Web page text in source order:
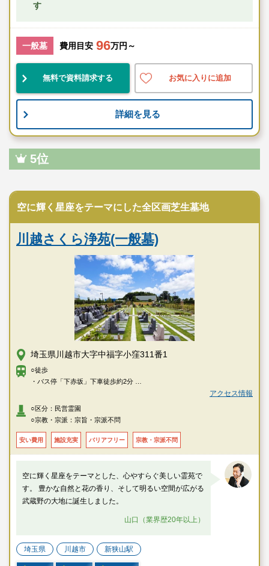
す
一般墓 費用目安 96万円～
無料で資料請求する お気に入りに追加
詳細を見る
5位
空に輝く星座をテーマにした全区画芝生墓地
川越さくら浄苑(一般墓)
埼玉県川越市大字中福字小窪311番1
○徒歩
・バス停「下赤坂」下車徒歩約2分
○車
・関越自動車道「川越I.C」より約12分
アクセス情報
○区分：民営霊園
○宗教・宗派：宗旨・宗派不問
安い費用 施設充実 バリアフリー 宗教・宗派不問
空に輝く星座をテーマとした、心やすらぐ美しい霊苑で
す。 豊かな自然と花の香り、そして明るい空間が広がる
武蔵野の大地に誕生しました。
山口（業界歴20年以上）
埼玉県 川越市 新狭山駅